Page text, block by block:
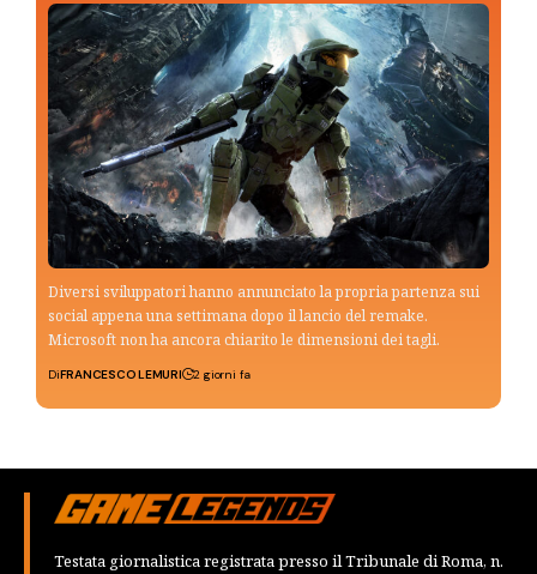
Diversi sviluppatori hanno annunciato la propria partenza sui
social appena una settimana dopo il lancio del remake.
Microsoft non ha ancora chiarito le dimensioni dei tagli.
DiFRANCESCO LEMURI 2 giorni fa
Testata giornalistica registrata presso il Tribunale di Roma, n.